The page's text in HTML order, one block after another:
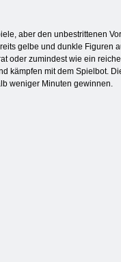
aber den unbestrittenen
gelbe und dunkle Figuren
oder zumindest wie ein
kämpfen mit dem Spielbot.
weniger Minuten gewinnen.